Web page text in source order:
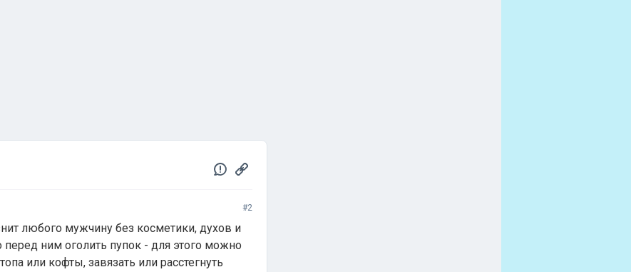
#2
любого мужчину без косметики, духов и
ним оголить пупок - для этого можно
или кофты, завязать или расстегнуть